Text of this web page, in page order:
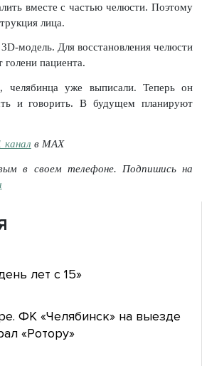
вместе с частью челюсти. Поэтому
лица.
модель. Для восстановления челюсти
голени пациента.
уже выписали. Теперь он
и говорить. В будущем планируют
канал в МАХ
в своем телефоне. Подпишись на
лет с 15»
ФК «Челябинск» на выезде
«Ротору»